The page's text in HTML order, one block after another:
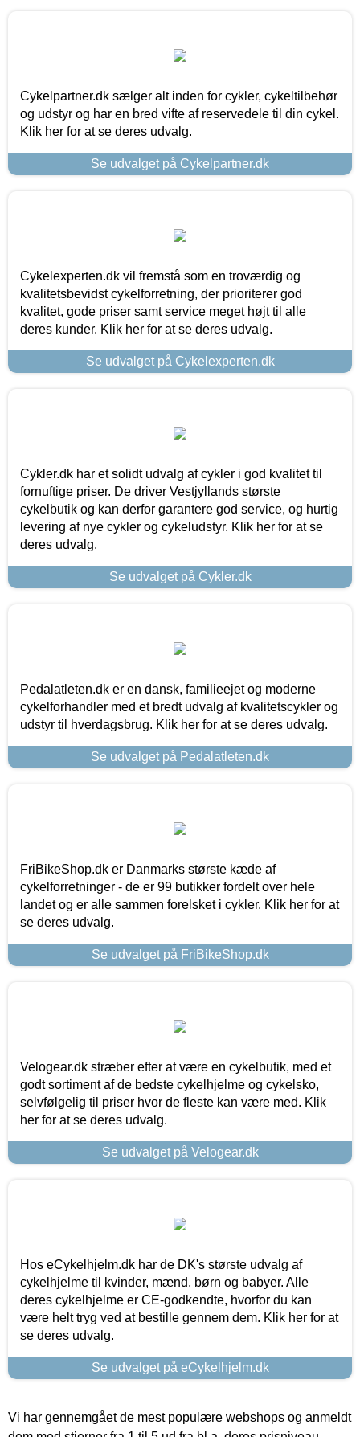
Cykelpartner.dk sælger alt inden for cykler, cykeltilbehør
og udstyr og har en bred vifte af reservedele til din cykel.
Klik her for at se deres udvalg.
Se udvalget på Cykelpartner.dk
Cykelexperten.dk vil fremstå som en troværdig og
kvalitetsbevidst cykelforretning, der prioriterer god
kvalitet, gode priser samt service meget højt til alle
deres kunder. Klik her for at se deres udvalg.
Se udvalget på Cykelexperten.dk
Cykler.dk har et solidt udvalg af cykler i god kvalitet til
fornuftige priser. De driver Vestjyllands største
cykelbutik og kan derfor garantere god service, og hurtig
levering af nye cykler og cykeludstyr. Klik her for at se
deres udvalg.
Se udvalget på Cykler.dk
Pedalatleten.dk er en dansk, familieejet og moderne
cykelforhandler med et bredt udvalg af kvalitetscykler og
udstyr til hverdagsbrug. Klik her for at se deres udvalg.
Se udvalget på Pedalatleten.dk
FriBikeShop.dk er Danmarks største kæde af
cykelforretninger - de er 99 butikker fordelt over hele
landet og er alle sammen forelsket i cykler. Klik her for at
se deres udvalg.
Se udvalget på FriBikeShop.dk
Velogear.dk stræber efter at være en cykelbutik, med et
godt sortiment af de bedste cykelhjelme og cykelsko,
selvfølgelig til priser hvor de fleste kan være med. Klik
her for at se deres udvalg.
Se udvalget på Velogear.dk
Hos eCykelhjelm.dk har de DK's største udvalg af
cykelhjelme til kvinder, mænd, børn og babyer. Alle
deres cykelhjelme er CE-godkendte, hvorfor du kan
være helt tryg ved at bestille gennem dem. Klik her for at
se deres udvalg.
Se udvalget på eCykelhjelm.dk
Vi har gennemgået de mest populære webshops og anmeldt